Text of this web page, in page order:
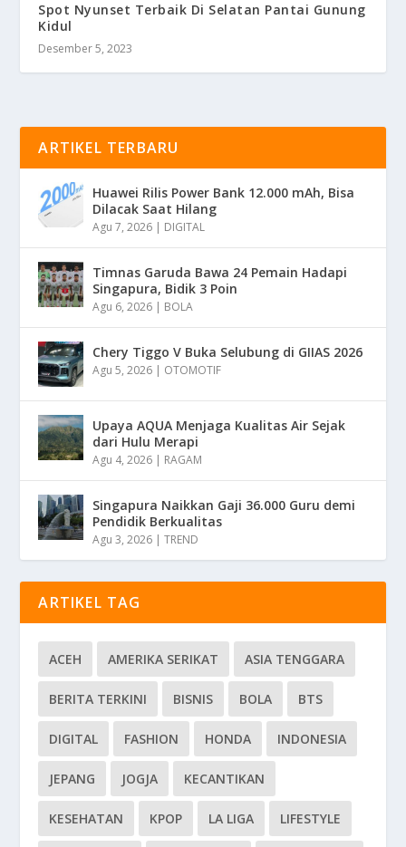
Spot Nyunset Terbaik Di Selatan Pantai Gunung
Kidul
Desember 5, 2023
ARTIKEL TERBARU
Huawei Rilis Power Bank 12.000 mAh, Bisa
Dilacak Saat Hilang
Agu 7, 2026 | DIGITAL
Timnas Garuda Bawa 24 Pemain Hadapi
Singapura, Bidik 3 Poin
Agu 6, 2026 | BOLA
Chery Tiggo V Buka Selubung di GIIAS 2026
Agu 5, 2026 | OTOMOTIF
Upaya AQUA Menjaga Kualitas Air Sejak
dari Hulu Merapi
Agu 4, 2026 | RAGAM
Singapura Naikkan Gaji 36.000 Guru demi
Pendidik Berkualitas
Agu 3, 2026 |TREND
ARTIKEL TAG
ACEH AMERIKA SERIKAT ASIA TENGGARA
BERITA TERKINI BISNIS BOLA BTS
DIGITAL FASHION HONDA INDONESIA
JEPANG JOGJA KECANTIKAN
KESEHATAN KPOP LA LIGA LIFESTYLE